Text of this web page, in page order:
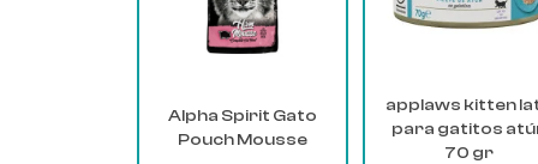
Alpha Spirit Gato
Pouch Mousse
applaws kitten
para gatitos
70 gr
Las
elegir
en